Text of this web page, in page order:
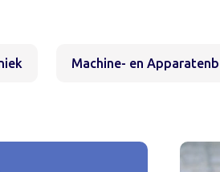
Machine- en